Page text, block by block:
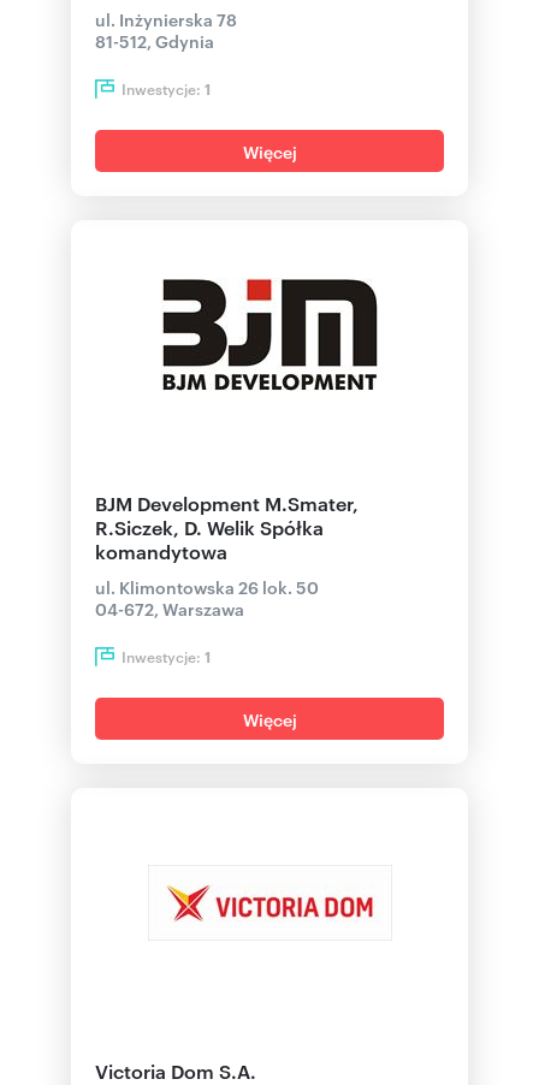
ul. Inżynierska 78
81-512, Gdynia
Inwestycje: 1
Więcej
BJM Development M.Smater,
R.Siczek, D. Welik Spółka
komandytowa
ul. Klimontowska 26 lok. 50
04-672, Warszawa
Inwestycje: 1
Więcej
Victoria Dom S.A.